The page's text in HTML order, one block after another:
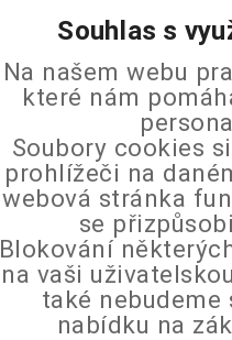
Souhlas s
Na našem webu
které nám
Soubory cookies
prohlížeči na
webová stránka
se
Blokování
na vaši
také
nabídku na